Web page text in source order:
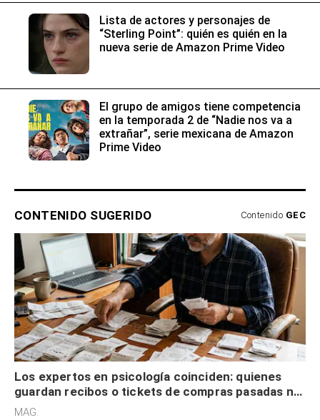
Lista de actores y personajes de
“Sterling Point”: quién es quién en la
nueva serie de Amazon Prime Video
El grupo de amigos tiene competencia
en la temporada 2 de “Nadie nos va a
extrañar”, serie mexicana de Amazon
Prime Video
CONTENIDO SUGERIDO Contenido GEC
Los expertos en psicología coinciden: quienes
guardan recibos o tickets de compras pasadas no
son acumuladores, sino que tienen necesidad de
MAG.